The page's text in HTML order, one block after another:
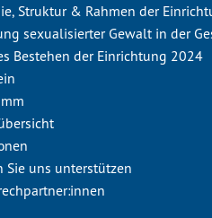
Struktur & Rahmen der
sexualisierter Gewalt in der
Bestehen der Einrichtung 2024
Sie uns unterstützen